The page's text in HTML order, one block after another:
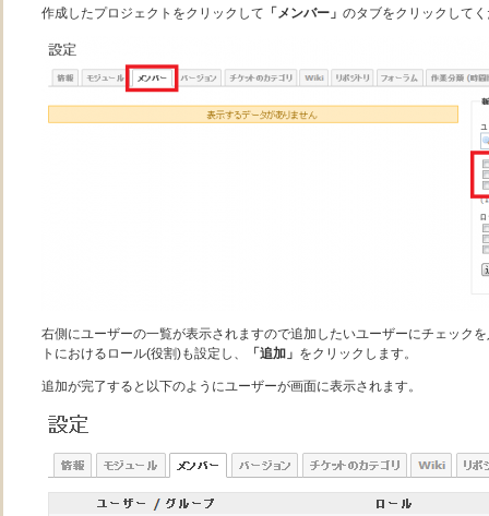
作成したプロジェクトをクリックして 「メンバー」 のタブをクリックして
右側にユーザーの一覧が表示されますので追加したいユーザーにチェック
トにおけるロール(役割)も設定し、
「追加」 をクリックします。
追加が完了すると以下のようにユーザーが画面に表示されます。